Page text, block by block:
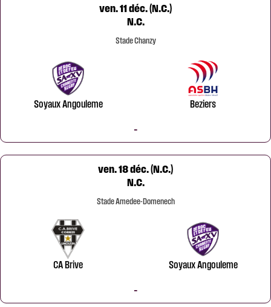
ven. 11 déc. (N.C.)
N.C.
Stade Chanzy
Soyaux Angouleme Beziers
-
ven. 18 déc. (N.C.)
N.C.
Stade Amedee-Domenech
CA Brive Soyaux Angouleme
-